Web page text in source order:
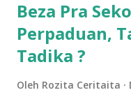
Beza Pra
Perpaduan,
Tadika ?
Oleh Rozita Ceritaita